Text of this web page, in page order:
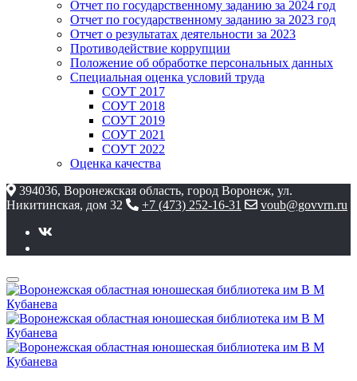
Отчет по государственному заданию за 2024 год
Отчет по государственному заданию за 2023 год
Отчет о результатах деятельности за 2023
Противодействие коррупции
Положение об обработке персональных данных
Специальная оценка условий труда
СОУТ 2017
СОУТ 2018
СОУТ 2019
СОУТ 2021
СОУТ 2022
Оценка качества
394036, Воронежская область, город Воронеж, ул.
Никитинская, дом 32
+7 (473) 252-16-31 voub@govvrn.ru